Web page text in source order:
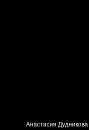
Анастасия Дудникова